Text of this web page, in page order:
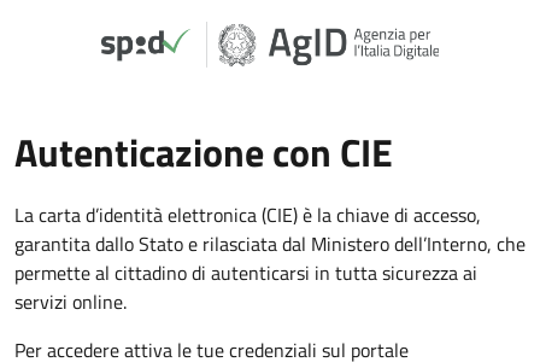
Autenticazione con CIE
La carta d’identità elettronica (CIE) è la chiave di accesso,
garantita dallo Stato e rilasciata dal Ministero dell’Interno, che
permette al cittadino di autenticarsi in tutta sicurezza ai
servizi online.
Per accedere attiva le tue credenziali sul portale